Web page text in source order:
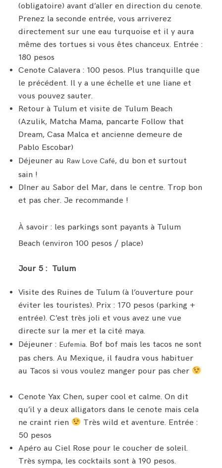
(obligatoire) avant d’aller en direction du cenote.
Prenez la seconde entrée, vous arriverez
directement sur une eau turquoise et il y aura
même des tortues si vous êtes chanceux. Entrée :
180 pesos
Cenote Calavera : 100 pesos. Plus tranquille que
le précédent. Il y a une échelle et une liane et
vous pouvez sauter.
Retour à Tulum et visite de Tulum Beach
(Azulik, Matcha Mama, pancarte Follow that
Dream, Casa Malca et ancienne demeure de
Pablo Escobar)
Déjeuner au Raw Love Café, du bon et surtout
sain !
Dîner au Sabor del Mar, dans le centre. Trop bon
et pas cher. Je recommande !
À savoir : les parkings sont payants à Tulum
Beach (environ 100 pesos / place)
Jour 5 : Tulum
Visite des Ruines de Tulum (à l’ouverture pour
éviter les touristes). Prix : 170 pesos (parking +
entrée). C’est très joli et vous avez une vue
directe sur la mer et la cité maya.
Déjeuner : Eufemia. Bof bof mais les tacos ne sont
pas chers. Au Mexique, il faudra vous habituer
au Tacos si vous voulez manger pour pas cher
Cenote Yax Chen, super cool et calme. On dit
qu’il y a deux alligators dans le cenote mais cela
ne craint rien
Très wild et aventure. Entrée :
50 pesos
Apéro au Ciel Rose pour le coucher de soleil.
Très sympa, les cocktails sont à 190 pesos.